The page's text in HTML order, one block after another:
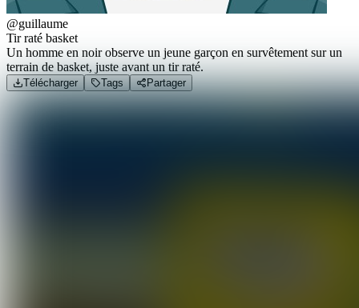
@guillaume
Tir raté basket
Un homme en noir observe un jeune garçon en survêtement sur un
terrain de basket, juste avant un tir raté.
Télécharger Tags Partager